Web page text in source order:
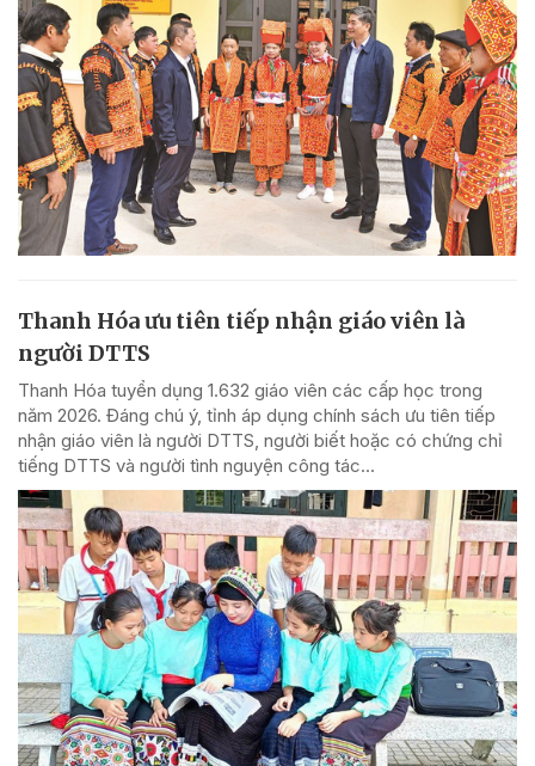
Thanh Hóa ưu tiên tiếp nhận giáo viên là
người DTTS
Thanh Hóa tuyển dụng 1.632 giáo viên các cấp học trong
năm 2026. Đáng chú ý, tỉnh áp dụng chính sách ưu tiên tiếp
nhận giáo viên là người DTTS, người biết hoặc có chứng chỉ
tiếng DTTS và người tình nguyện công tác...